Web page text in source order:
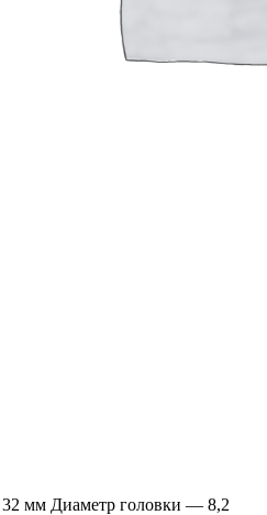
мм Диаметр головки — 8,2